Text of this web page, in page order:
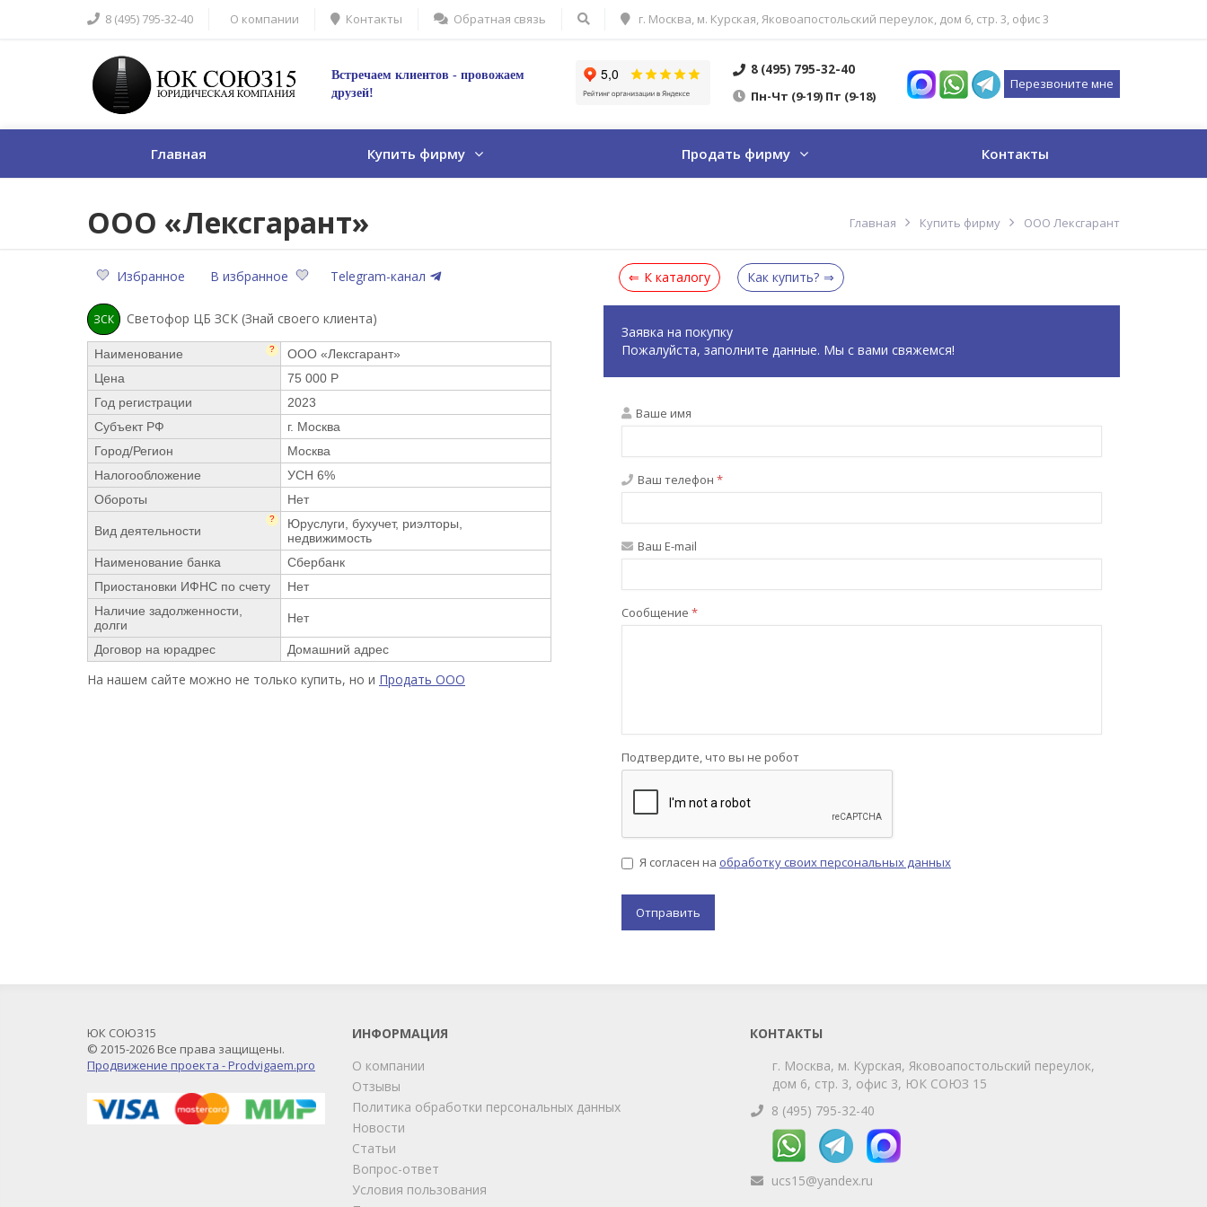
8 (495) 795-32-40 О компании Контакты Обратная связь г. Москва, м. Курская, Яковоапостольский переулок, дом 6, стр. 3, офис 3
Встречаем клиентов - провожаем
друзей!
8 (495) 795-32-40
Пн-Чт (9-19) Пт (9-18)
Перезвоните мне
Главная Купить фирму Продать фирму Контакты
ООО «Лексгарант» Главная Купить фирму ООО Лексгарант
Избранное В избранное Telegram-канал
ЗСК Светофор ЦБ ЗСК (Знай своего клиента)
Наименование ?
ООО «Лексгарант»
Цена
75 000 Р
Год регистрации
2023
Субъект РФ
г. Москва
Город/Регион
Москва
Налогообложение
УСН 6%
Обороты
Нет
Вид деятельности
?
Юруслуги, бухучет, риэлторы,
недвижимость
Наименование банка
Сбербанк
Приостановки ИФНС по счету
Нет
Наличие задолженности,
долги
Нет
Договор на юрадрес Домашний адрес
На нашем сайте можно не только купить, но и Продать ООО
К каталогу Как купить?
Заявка на покупку
Пожалуйста, заполните данные. Мы с вами свяжемся!
Ваше имя
Ваш телефон *
Ваш E-mail
Сообщение *
Подтвердите, что вы не робот
Я согласен на обработку своих персональных данных
ИНФОРМАЦИЯ
О компании
Отзывы
Политика обработки персональных данных
Новости
Статьи
Вопрос-ответ
Условия пользования
КОНТАКТЫ
г. Москва, м. Курская, Яковоапостольский переулок,
дом 6, стр. 3, офис 3, ЮК СОЮЗ 15
8 (495) 795-32-40
ucs15@yandex.ru
ЮК СОЮЗ15
© 2015-2026 Все права защищены.
Продвижение проекта - Prodvigaem.pro
Telegram Max
Телефон